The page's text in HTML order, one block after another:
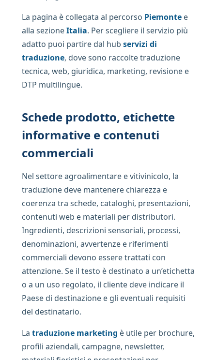
La pagina è collegata al percorso Piemonte e
alla sezioneItalia. Per scegliere il servizio più
adatto puoi partire dal hub servizi di
traduzione, dove sono raccolte traduzione
tecnica, web, giuridica, marketing, revisione e
DTP multilingue.
Schede prodotto, etichette
informative e contenuti
commerciali
Nel settore agroalimentare e vitivinicolo, la
traduzione deve mantenere chiarezza e
coerenza tra schede, cataloghi, presentazioni,
contenuti web e materiali per distributori.
Ingredienti, descrizioni sensoriali, processi,
denominazioni, avvertenze e riferimenti
commerciali devono essere trattati con
attenzione. Se il testo è destinato a un’etichetta
o a un uso regolato, il cliente deve indicare il
Paese di destinazione e gli eventuali requisiti
del destinatario.
La traduzione marketing è utile per brochure,
profili aziendali, campagne, newsletter,